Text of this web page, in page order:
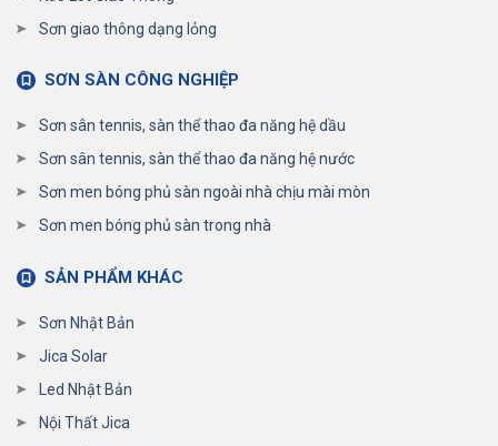
Sơn giao thông dạng lỏng
SƠN SÀN CÔNG NGHIỆP
Sơn sân tennis, sàn thể thao đa năng hệ dầu
Sơn sân tennis, sàn thể thao đa năng hệ nước
Sơn men bóng phủ sàn ngoài nhà chịu mài mòn
Sơn men bóng phủ sàn trong nhà
SẢN PHẨM KHÁC
Sơn Nhật Bản
Jica Solar
Led Nhật Bản
Nội Thất Jica